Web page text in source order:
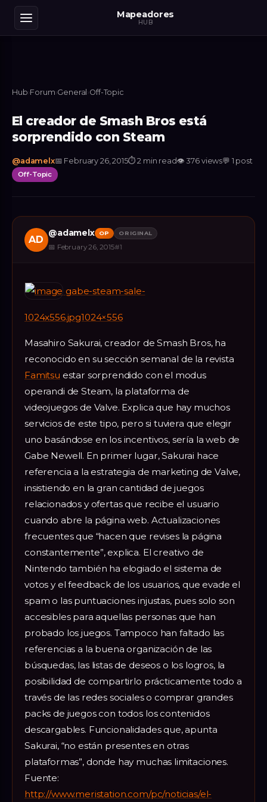
Mapeadores
HUB
Hub›Forum›General ›Off-Topic
El creador de Smash Bros está
sorprendido con Steam
@adamelx📅 February 26, 2015⏱2 min read👁376 views💬 1 post
Off-Topic
AD
@adamelx OP ORIGINAL
📅 February 26, 2015#1
gabe-steam-sale-
1024x556.jpg1024×556
Masahiro Sakurai, creador de Smash Bros, ha
reconocido en su sección semanal de la revista
Famitsu estar sorprendido con el modus
operandi de Steam, la plataforma de
videojuegos de Valve. Explica que hay muchos
servicios de este tipo, pero si tuviera que elegir
uno basándose en los incentivos, sería la web de
Gabe Newell. En primer lugar, Sakurai hace
referencia a la estrategia de marketing de Valve,
insistiendo en la gran cantidad de juegos
relacionados y ofertas que recibe el usuario
cuando abre la página web. Actualizaciones
frecuentes que “hacen que revises la página
constantemente”, explica. El creativo de
Nintendo también ha elogiado el sistema de
votos y el feedback de los usuarios, que evade el
spam o las puntuaciones injustas, pues solo son
accesibles para aquellas personas que han
probado los juegos. Tampoco han faltado las
referencias a la buena organización de las
búsquedas, las listas de deseos o los logros, la
posibilidad de compartirlo prácticamente todo a
través de las redes sociales o comprar grandes
packs de juegos con todos los contenidos
descargables. Funcionalidades que, apunta
Sakurai, “no están presentes en otras
plataformas”, donde hay muchas limitaciones.
Fuente:
http://www.meristation.com/pc/noticias/el-